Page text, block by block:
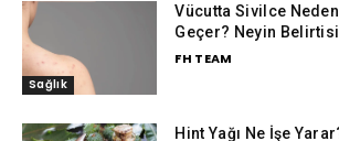
Sağlık
Vücutta Sivilce Neden
Geçer? Neyin
FH TEAM
Hint Yağı Ne İşe